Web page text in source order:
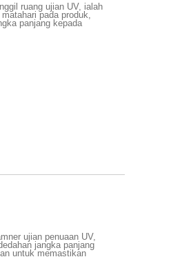
ruang ujian UV, ialah
pada produk,
panjang kepada
ujian penuaan UV,
jangka panjang
untuk memastikan